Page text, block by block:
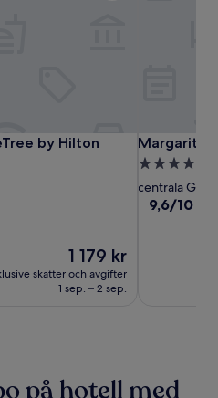
The
Park
Vista
by Hilton
by Hilton Hotel - Gatlinburg
Priset
1 179 kr
1 179 kr
skatter och avgifter
1 sep. – 2 sep.
Resort
Gatlinburg
4.0-
stjärnigt
boende
centrala
9.6
9,6/10
på hotell med